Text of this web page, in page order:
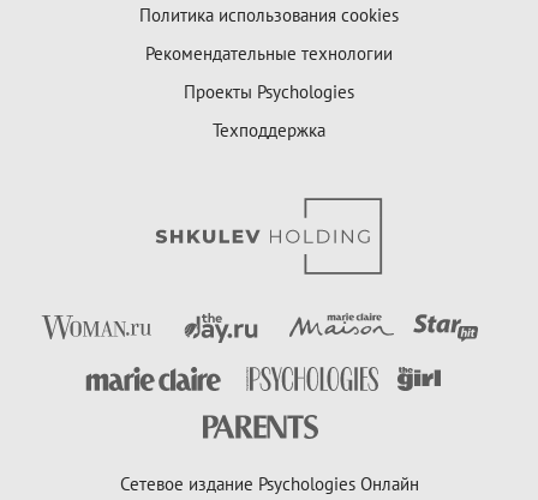
Политика использования cookies
Рекомендательные технологии
Проекты Psychologies
Техподдержка
Сетевое издание Psychologies Онлайн